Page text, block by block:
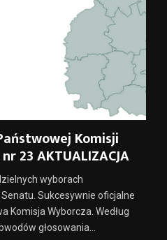
Komisji
23 AKTUALIZACJA
wyborach
Sukcesywnie oficjalne
Komisja Wyborcza. Według
głosowania...